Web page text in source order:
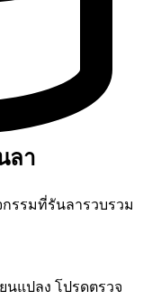
ลา
รรมที่รันลารวบรวม
นแปลง โปรดตรวจ